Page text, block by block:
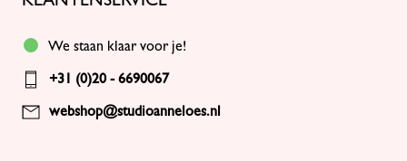
We staan klaar voor je!
+31 (0)20 - 6690067
webshop@studioanneloes.nl